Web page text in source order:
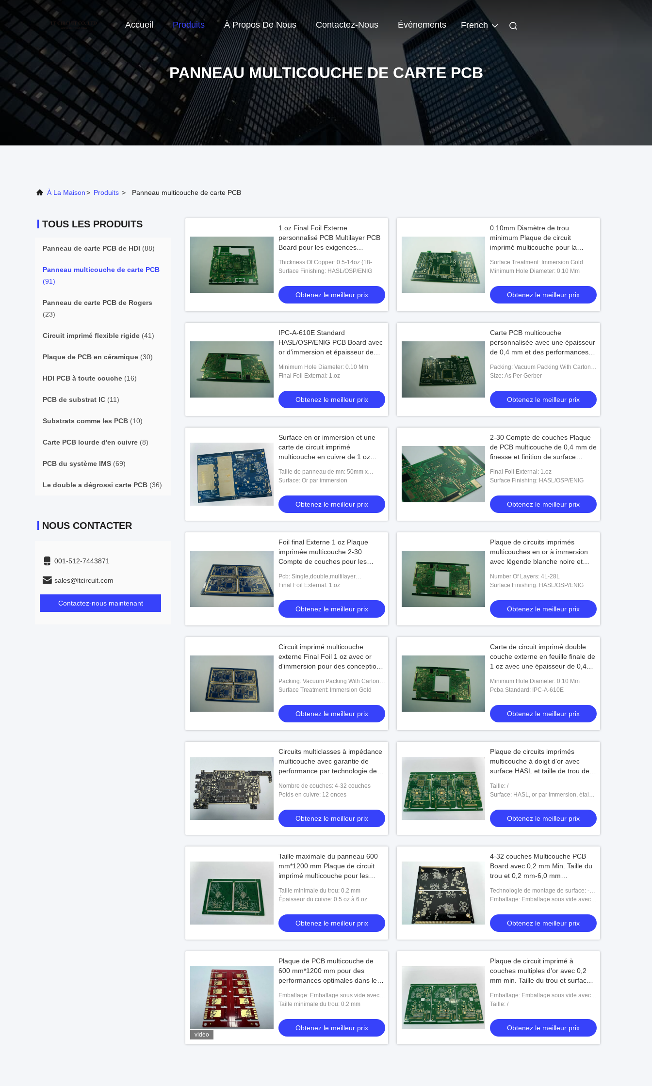
Accueil Produits À Propos De Nous Contactez-Nous Événements French
PANNEAU MULTICOUCHE DE CARTE PCB
À La Maison> Produits > Panneau multicouche de carte PCB
TOUS LES PRODUITS
Panneau de carte PCB de HDI (88)
Panneau multicouche de carte PCB
(91)
Panneau de carte PCB de Rogers
(23)
Circuit imprimé flexible rigide (41)
Plaque de PCB en céramique (30)
HDI PCB à toute couche (16)
PCB de substrat IC (11)
Substrats comme les PCB (10)
Carte PCB lourde d'en cuivre (8)
PCB du système IMS (69)
Le double a dégrossi carte PCB (36)
NOUS CONTACTER
001-512-7443871
sales@ltcircuit.com
Contactez-nous maintenant
1.oz Final Foil Externe
personnalisé PCB Multilayer PCB
Board pour les exigences
l'impédance Test
Thickness Of Copper: 0.5-14oz (18-
490um)
Surface Finishing: HASL/OSP/ENIG
Obtenez le meilleur prix
0.10mm Diamètre de trou
minimum Plaque de circuit
imprimé multicouche pour la
d'immersion à couche unique
Surface Treatment: Immersion Gold
Minimum Hole Diameter: 0.10 Mm
Obtenez le meilleur prix
IPC-A-610E Standard
HASL/OSP/ENIG PCB Board avec
or d'immersion et épaisseur de
Minimum Hole Diameter: 0.10 Mm
Final Foil External: 1.oz
Obtenez le meilleur prix
Carte PCB multicouche
personnalisée avec une épaisseur
de 0,4 mm et des performances
Packing: Vacuum Packing With Carton
Box
Size: As Per Gerber
Obtenez le meilleur prix
Surface en or immersion et une
carte de circuit imprimé
multicouche en cuivre de 1 oz
Taille de panneau de mn: 50mm x
50mm
Surface: Or par immersion
Obtenez le meilleur prix
2-30 Compte de couches Plaque
de PCB multicouche de 0,4 mm de
finesse et finition de surface
Final Foil External: 1.oz
Surface Finishing: HASL/OSP/ENIG
Obtenez le meilleur prix
Foil final Externe 1 oz Plaque
imprimée multicouche 2-30
Compte de couches pour les
Pcb: Single,double,multilayer
Pcb,custom Pcb
Final Foil External: 1.oz
Obtenez le meilleur prix
Plaque de circuits imprimés
multicouches en or à immersion
avec légende blanche noire et
HASL/OSP/ENIG 4L-28L Nombre
Number Of Layers: 4L-28L
Surface Finishing: HASL/OSP/ENIG
Obtenez le meilleur prix
Circuit imprimé multicouche
externe Final Foil 1 oz avec or
d'immersion pour des conceptions
Packing: Vacuum Packing With Carton
Box
Surface Treatment: Immersion Gold
Obtenez le meilleur prix
Carte de circuit imprimé double
couche externe en feuille finale de
1 oz avec une épaisseur de 0,4
noire
Minimum Hole Diameter: 0.10 Mm
Pcba Standard: IPC-A-610E
Obtenez le meilleur prix
Circuits multiclasses à impédance
multicouche avec garantie de
performance par technologie de
Nombre de couches: 4-32 couches
Poids en cuivre: 12 onces
Obtenez le meilleur prix
Plaque de circuits imprimés
multicouche à doigt d'or avec
surface HASL et taille de trou de
Taille: /
Surface: HASL, or par immersion, étain
doigt d'or, OSP
Obtenez le meilleur prix
Taille maximale du panneau 600
mm*1200 mm Plaque de circuit
imprimé multicouche pour les
Taille minimale du trou: 0.2 mm
Épaisseur du cuivre: 0.5 oz à 6 oz
Obtenez le meilleur prix
4-32 couches Multicouche PCB
Board avec 0,2 mm Min. Taille du
trou et 0,2 mm-6,0 mm
Technologie de montage de surface: -
Oui, oui.
Emballage: Emballage sous vide avec
Obtenez le meilleur prix
vidéo
Plaque de PCB multicouche de
600 mm*1200 mm pour des
performances optimales dans les
Emballage: Emballage sous vide avec
carton
Taille minimale du trou: 0.2 mm
Obtenez le meilleur prix
Plaque de circuit imprimé à
couches multiples d'or avec 0,2
mm min. Taille du trou et surface
Emballage: Emballage sous vide avec
carton
Taille: /
Obtenez le meilleur prix